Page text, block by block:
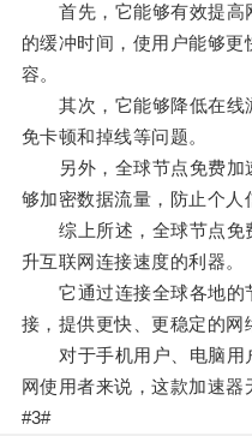
首先，它能够有效提高
的缓冲时间，使用户能够
容。
其次，它能够降低在线
免卡顿和掉线等问题。
另外，全球节点免费加
够加密数据流量，防止个人
综上所述，全球节点免
升互联网连接速度的利器。
它通过连接全球各地的
接，提供更快、更稳定的网
对于手机用户、电脑用
网使用者来说，这款加速器
#3#